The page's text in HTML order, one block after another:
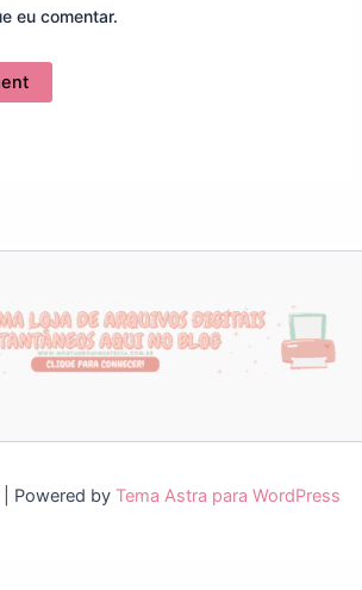
eu comentar.
Powered by Tema Astra para WordPress